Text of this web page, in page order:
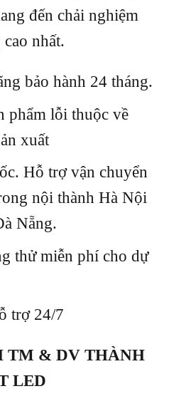
đến chải nghiệm
nhất.
bảo hành 24 tháng.
phẩm lỗi thuộc về
xuất
Hỗ trợ vận chuyển
nội thành Hà Nội
Nẵng.
thử miễn phí cho dự
trợ 24/7
TM & DV THÀNH
LED